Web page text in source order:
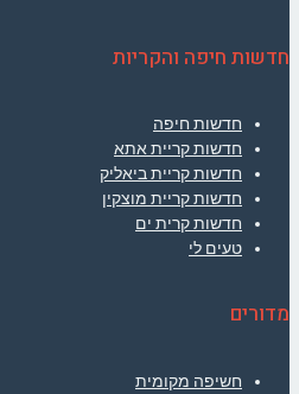
חדשות חיפה והקריות
חדשות חיפה
חדשות קריית אתא
חדשות קריית ביאליק
חדשות קריית מוצקין
חדשות קרית ים
טעים לי
מדורים
חשיפה מקומית